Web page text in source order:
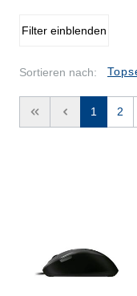
Filter einblenden
Sortieren nach:
<< < 1 2